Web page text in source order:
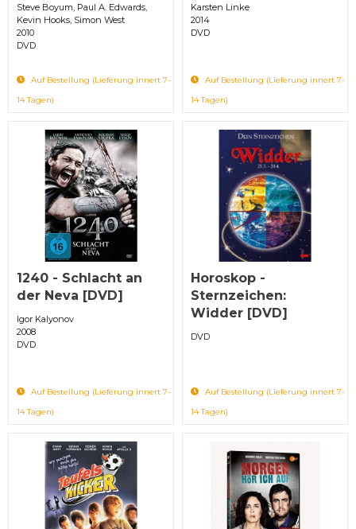
Steve Boyum, Paul A. Edwards,
Kevin Hooks, Simon West
2010
DVD
Auf Bestellung (Lieferung innert 7-
14 Tagen)
Karsten Linke
2014
DVD
Auf Bestellung (Lieferung innert 7-
14 Tagen)
1240 - Schlacht an
der Neva [DVD]
Igor Kalyonov
2008
DVD
Auf Bestellung (Lieferung innert 7-
14 Tagen)
Horoskop -
Sternzeichen:
Widder [DVD]
DVD
Auf Bestellung (Lieferung innert 7-
14 Tagen)